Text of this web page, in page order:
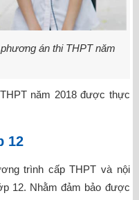
án thi THPT năm
năm 2018 được thực
12
trình cấp THPT và nội
12. Nhằm đảm bảo được